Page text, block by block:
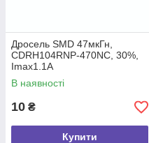
Дросель SMD 47мкГн,
CDRH104RNP-470NC, 30%,
Imax1.1А
В наявності
10 ₴
Купити